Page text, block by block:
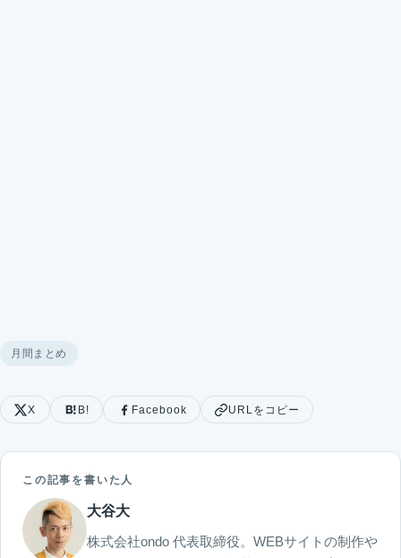
月間まとめ
X B! Facebook URLをコピー
この記事を書いた人
大谷大
株式会社ondo 代表取締役。WEBサイトの制作や